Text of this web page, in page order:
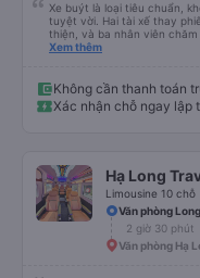
Xe buýt là loại tiêu chuẩn,
tuyệt vời. Hai tài xế thay
thiện, và ba nhân viên
máy lạnh và cổng sạc USB,
khoảng 9 tiếng. Tôi hài lòng
Xem thêm
Không cần thanh toán
Xác nhận chỗ ngay lập
Hạ Long
Limousine 10 chỗ
Văn phòng
2 giờ 30 phút
Văn phòng Hạ